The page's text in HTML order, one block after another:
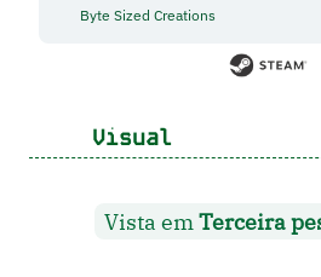
Byte Sized Creations
Visual
Vista emTerceira